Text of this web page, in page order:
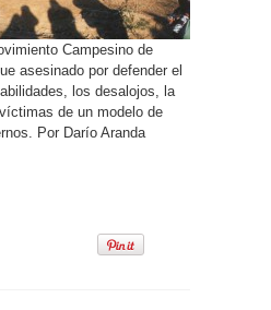
Campesino de
asesinado por defender el
los desalojos, la
de un modelo de
Por Darío Aranda